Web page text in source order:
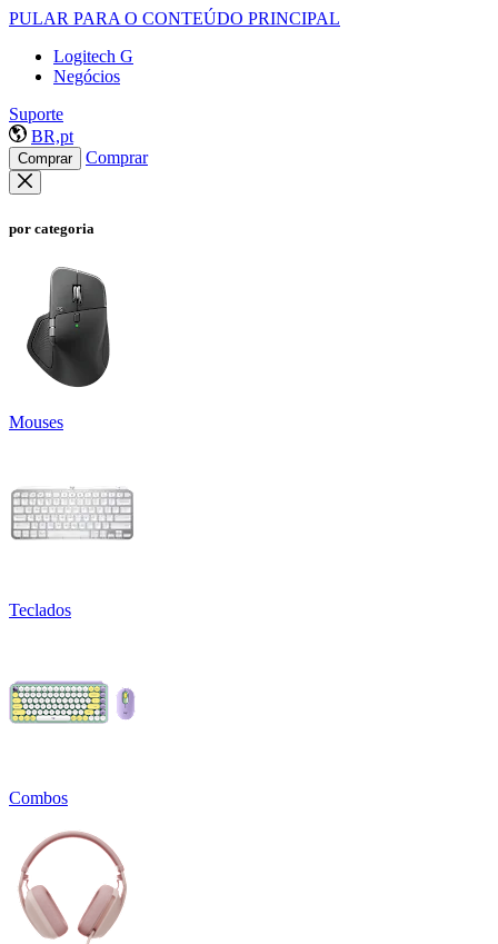
PULAR PARA O CONTEÚDO PRINCIPAL
Logitech G
Negócios
Suporte
BR,pt
Comprar Comprar
por categoria
Mouses
Teclados
Combos